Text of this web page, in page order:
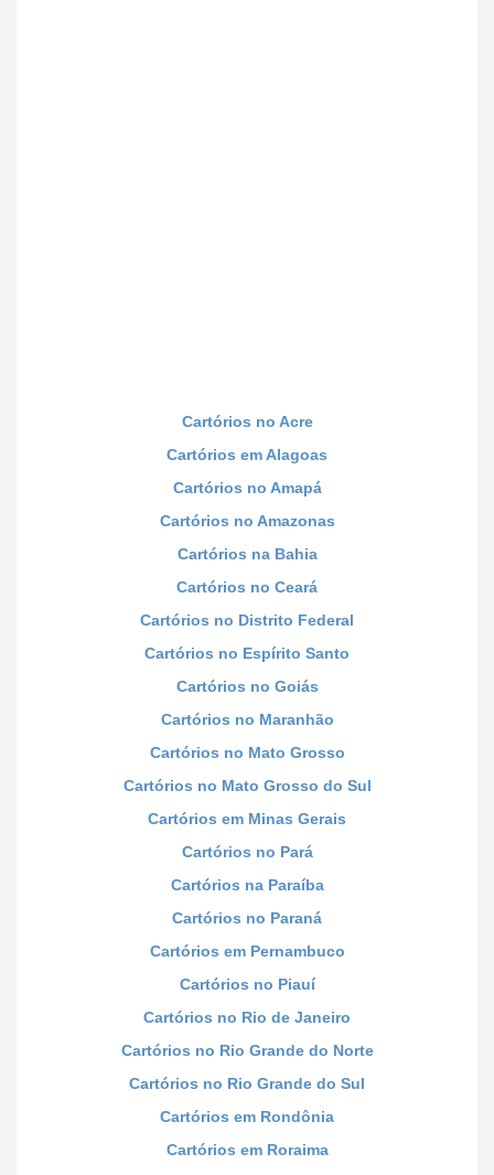
Cartórios no Acre
Cartórios em Alagoas
Cartórios no Amapá
Cartórios no Amazonas
Cartórios na Bahia
Cartórios no Ceará
Cartórios no Distrito Federal
Cartórios no Espírito Santo
Cartórios no Goiás
Cartórios no Maranhão
Cartórios no Mato Grosso
Cartórios no Mato Grosso do Sul
Cartórios em Minas Gerais
Cartórios no Pará
Cartórios na Paraíba
Cartórios no Paraná
Cartórios em Pernambuco
Cartórios no Piauí
Cartórios no Rio de Janeiro
Cartórios no Rio Grande do Norte
Cartórios no Rio Grande do Sul
Cartórios em Rondônia
Cartórios em Roraima